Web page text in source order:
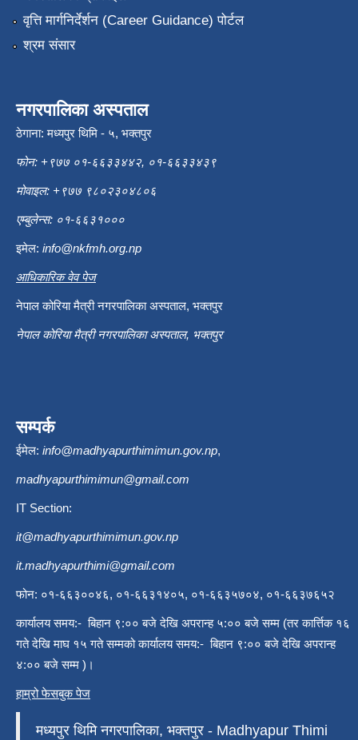
वृत्ति मार्गनिर्देर्शन (Career Guidance) पोर्टल
श्रम संसार
नगरपालिका अस्पताल
ठेगाना: मध्यपुर थिमि - ५, भक्तपुर
फोन: +९७७ ०१-६६३३४४२, ०१-६६३३४३९
मोवाइल: +९७७ ९८०२३०४८०६
एम्बुलेन्स: ०१-६६३१०००
इमेल: info@nkfmh.org.np
आधिकारिक वेव पेज
नेपाल कोरिया मैत्री नगरपालिका अस्पताल, भक्तपुर
नेपाल कोरिया मैत्री नगरपालिका अस्पताल, भक्तपुर
सम्पर्क
ईमेल: info@madhyapurthimimun.gov.np,
madhyapurthimimun@gmail.com
IT Section:
it@madhyapurthimimun.gov.np
it.madhyapurthimi@gmail.com
फोन: ०१-६६३००४६, ०१-६६३१४०५, ०१-६६३५७०४, ०१-६६३७६५२
कार्यालय समय:- बिहान ९:०० बजे देखि अपरान्ह ५:०० बजे सम्म (तर कार्त्तिक १६
गते देखि माघ १५ गते सम्मको कार्यालय समय:- बिहान ९:०० बजे देखि अपरान्ह
४:०० बजे सम्म )।
हाम्रो फेसबुक पेज
मध्यपुर थिमि नगरपालिका, भक्तपुर - Madhyapur Thimi